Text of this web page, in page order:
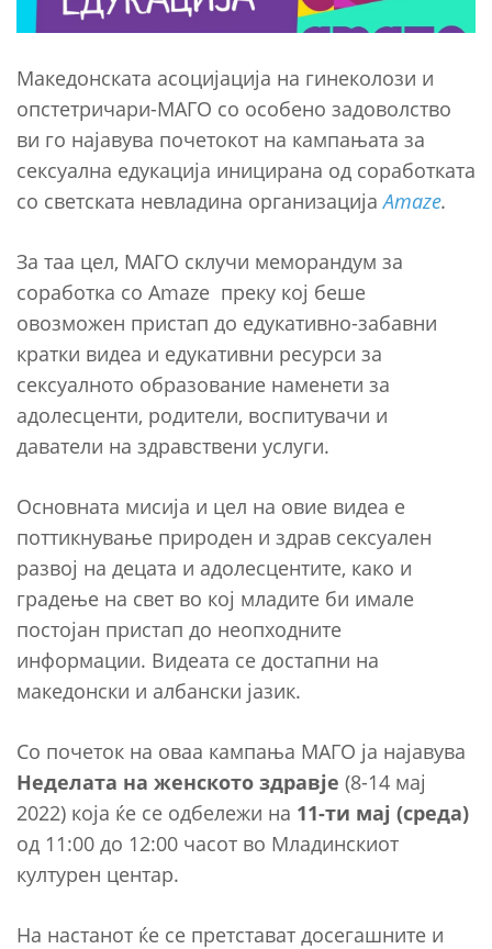
Македонската асоцијација на гинеколози и
опстетричари-МАГО со особено задоволство
ви го најавува почетокот на кампањата за
сексуална едукација иницирана од соработката
со светската невладина организацијаAmaze.
За таа цел, МАГО склучи меморандум за
соработка со Amaze преку кој беше
овозможен пристап до едукативно-забавни
кратки видеа и едукативни ресурси за
сексуалното образование наменети за
адолесценти, родители, воспитувачи и
даватели на здравствени услуги.
Основната мисија и цел на овие видеа е
поттикнување природен и здрав сексуален
развој на децата и адолесцентите, како и
градење на свет во кој младите би имале
постојан пристап до неопходните
информации. Видеата се достапни на
македонски и албански јазик.
Со почеток на оваа кампања МАГО ја најавува
Неделата на женското здравје (8-14 мај
2022) која ќе се одбележи на 11-ти мај (среда)
од 11:00 до 12:00 часот во Младинскиот
културен центар.
На настанот ќе се претстават досегашните и